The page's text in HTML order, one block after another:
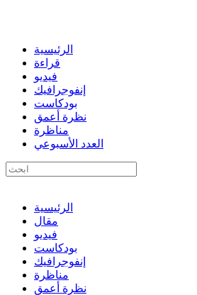
الرئيسية
قراءة
فيديو
إنفوجرافيك
بودكاست
نظرة أعمق
مناظرة
العدد الأسبوعي
الرئيسية
مقال
فيديو
بودكاست
إنفوجرافيك
مناظرة
نظرة أعمق